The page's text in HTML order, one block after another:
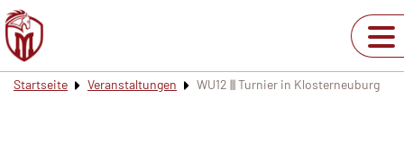
Startseite Veranstaltungen WU12 ||| Turnier in Klosterneuburg